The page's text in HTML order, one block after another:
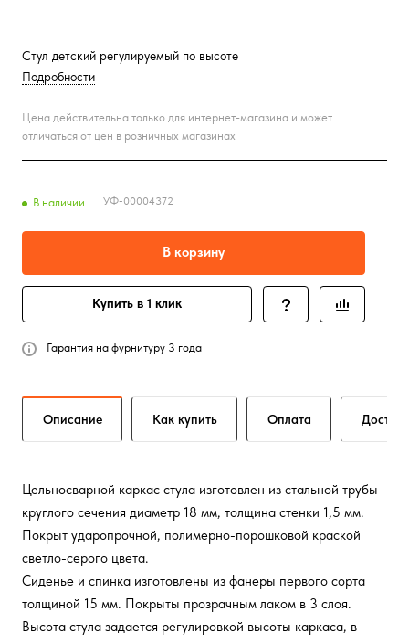
Стул детский регулируемый по высоте
Подробности
Цена действительна только для интернет-магазина и может
отличаться от цен в розничных магазинах
В наличии УФ-00004372
В корзину
Купить в 1 клик
Гарантия на фурнитуру 3 года
Описание Как купить Оплата
Цельносварной каркас стула изготовлен из стальной трубы
круглого сечения диаметр 18 мм, толщина стенки 1,5 мм.
Покрыт ударопрочной, полимерно-порошковой краской
светло-серого цвета.
Сиденье и спинка изготовлены из фанеры первого сорта
толщиной 15 мм. Покрыты прозрачным лаком в 3 слоя.
Высота стула задается регулировкой высоты каркаса, в